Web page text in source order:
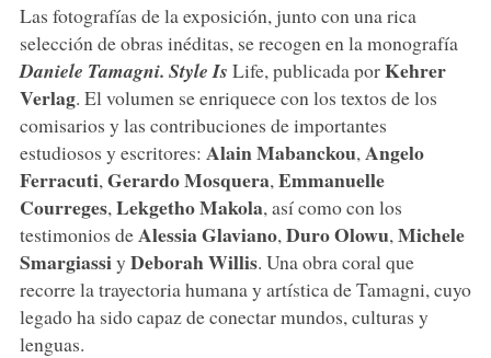
Las fotografías de la exposición, junto con una rica
selección de obras inéditas, se recogen en la monografía
Daniele Tamagni. Style Is Life, publicada porKehrer
Verlag. El volumen se enriquece con los textos de los
comisarios y las contribuciones de importantes
estudiosos y escritores: Alain Mabanckou, Angelo
Ferracuti, Gerardo Mosquera, Emmanuelle
Courreges, Lekgetho Makola, así como con los
testimonios deAlessia Glaviano, Duro Olowu, Michele
Smargiassiy Deborah Willis. Una obra coral que
recorre la trayectoria humana y artística de Tamagni, cuyo
legado ha sido capaz de conectar mundos, culturas y
lenguas.